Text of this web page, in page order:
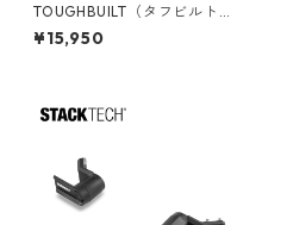
TOUGHBUILT（タフビルト）S
TACK TECH(スタックテック)
１ドロワー収納ボックス TB-B
¥15,950